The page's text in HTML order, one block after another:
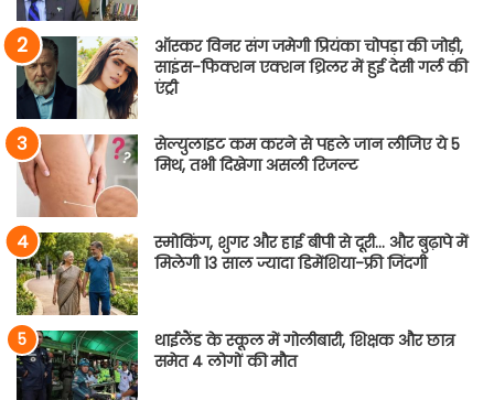
ऑस्कर विनर संग जमेगी प्रियंका चोपड़ा की जोड़ी,
साइंस-फिक्शन एक्शन थ्रिलर में हुई देसी गर्ल की
एंट्री
सेल्युलाइट कम करने से पहले जान लीजिए ये 5
मिथ, तभी दिखेगा असली रिजल्ट
स्मोकिंग, शुगर और हाई बीपी से दूरी… और बुढ़ापे में
मिलेगी 13 साल ज्यादा डिमेंशिया-फ्री जिंदगी
थाईलैंड के स्कूल में गोलीबारी, शिक्षक और छात्र
समेत 4 लोगों की मौत